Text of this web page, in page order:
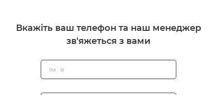
Вкажіть ваш телефон та наш менеджер
зв'яжеться з вами